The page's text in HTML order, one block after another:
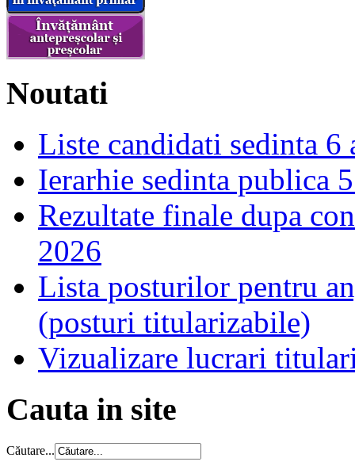
Noutati
Liste candidati sedinta 6
Ierarhie sedinta publica
Rezultate finale dupa
2026
Lista posturilor pentru
(posturi titularizabile)
Vizualizare lucrari
Cauta in site
Căutare...